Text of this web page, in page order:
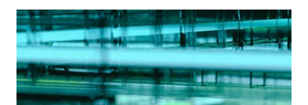
EVOLUZIONE
DELL’HACKTIVISMO
DAI
PRIMORDI
ALLA
CYBER
GUERRA